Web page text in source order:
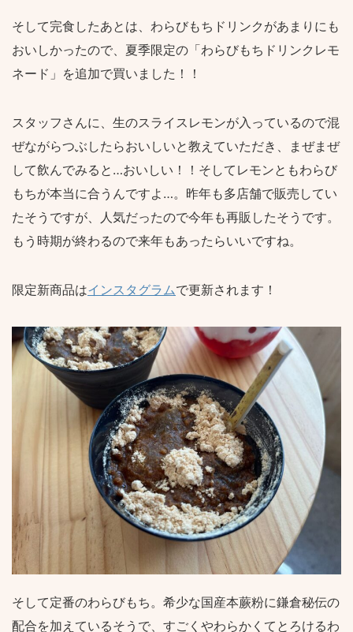
そして完食したあとは、わらびもちドリンクがあまりにも
おいしかったので、夏季限定の「わらびもちドリンクレモ
ネード」を追加で買いました！！
スタッフさんに、生のスライスレモンが入っているので混
ぜながらつぶしたらおいしいと教えていただき、まぜまぜ
して飲んでみると…おいしい！！そしてレモンともわらび
もちが本当に合うんですよ…。昨年も多店舗で販売してい
たそうですが、人気だったので今年も再販したそうです。
もう時期が終わるので来年もあったらいいですね。
限定新商品はインスタグラムで更新されます！
そして定番のわらびもち。希少な国産本蕨粉に鎌倉秘伝の
配合を加えているそうで、すごくやわらかくてとろけるわ